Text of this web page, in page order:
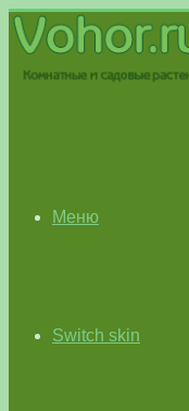
Меню
Switch skin